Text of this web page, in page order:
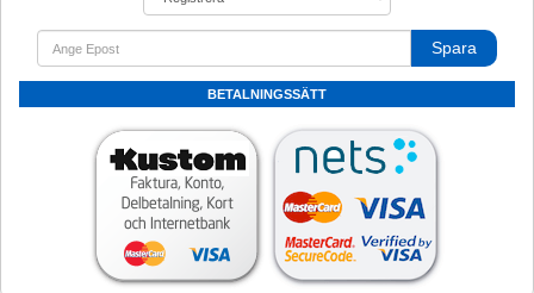
Spara
BETALNINGSSÄTT